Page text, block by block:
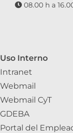
08.00 h a
Uso Interno
Intranet
Webmail
Webmail CyT
GDEBA
Portal del